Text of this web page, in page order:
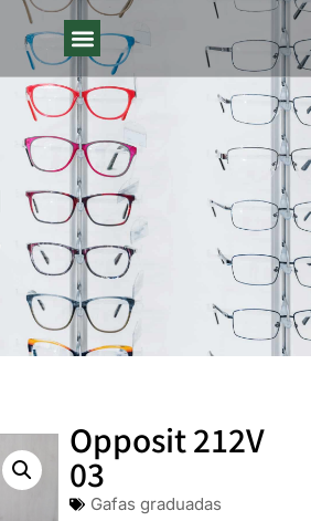
Opposit 212V
03
Gafas graduadas